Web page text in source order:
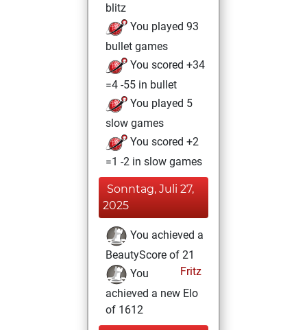
blitz
You played 93
bullet games
You scored +34
=4 -55 in bullet
You played 5
slow games
You scored +2
=1 -2 in slow games
Sonntag, Juli 27,
2025
You achieved a
BeautyScore of 21
Fritz
You
achieved a new Elo
of 1612